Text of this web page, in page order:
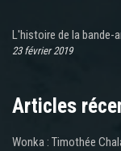
L'histoire de la bande-
23 février 2019
Articles
Wonka : Timothée